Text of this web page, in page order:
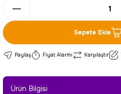
Sepete Ekle
Paylaş Fiyat Alarmı Karşılaştır
Ürün Bilgisi